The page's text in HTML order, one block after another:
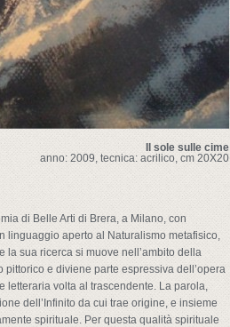
Il sole sulle cime
anno: 2009, tecnica: acrilico, cm 20X20
di Belle Arti di Brera, a Milano, con
linguaggio aperto al Naturalismo metafisico,
la sua ricerca si muove nell’ambito della
pittorico e diviene parte espressiva dell’opera
letteraria volta al trascendente. La parola,
dell’Infinito da cui trae origine, e insieme
spirituale. Per questa qualità spirituale